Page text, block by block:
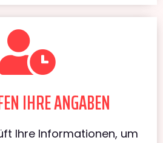
IHRE ANGABEN
Ihre Informationen, um